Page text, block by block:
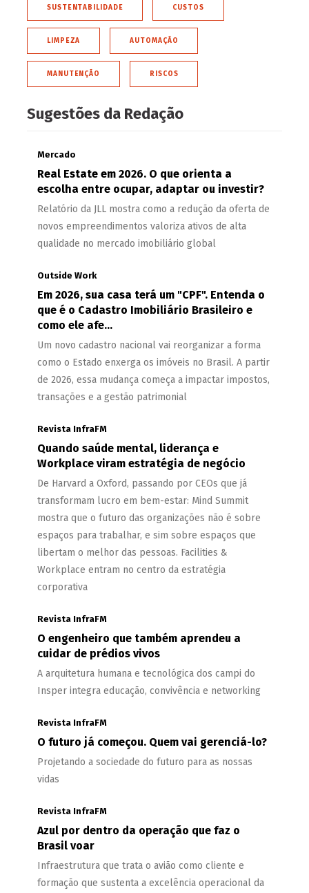
SUSTENTABILIDADE CUSTOS
LIMPEZA AUTOMAÇÃO
MANUTENÇÃO RISCOS
Sugestões da Redação
Mercado
Real Estate em 2026. O que orienta a
escolha entre ocupar, adaptar ou investir?
Relatório da JLL mostra como a redução da oferta de
novos empreendimentos valoriza ativos de alta
qualidade no mercado imobiliário global
Outside Work
Em 2026, sua casa terá um "CPF". Entenda o
que é o Cadastro Imobiliário Brasileiro e
como ele afe...
Um novo cadastro nacional vai reorganizar a forma
como o Estado enxerga os imóveis no Brasil. A partir
de 2026, essa mudança começa a impactar impostos,
transações e a gestão patrimonial
Revista InfraFM
Quando saúde mental, liderança e
Workplace viram estratégia de negócio
De Harvard a Oxford, passando por CEOs que já
transformam lucro em bem-estar: Mind Summit
mostra que o futuro das organizações não é sobre
espaços para trabalhar, e sim sobre espaços que
libertam o melhor das pessoas. Facilities &
Workplace entram no centro da estratégia
corporativa
Revista InfraFM
O engenheiro que também aprendeu a
cuidar de prédios vivos
A arquitetura humana e tecnológica dos campi do
Insper integra educação, convivência e networking
Revista InfraFM
O futuro já começou. Quem vai gerenciá-lo?
Projetando a sociedade do futuro para as nossas
vidas
Revista InfraFM
Azul por dentro da operação que faz o
Brasil voar
Infraestrutura que trata o avião como cliente e
formação que sustenta a excelência operacional da